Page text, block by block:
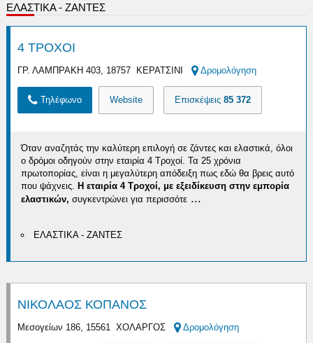
ΕΛΑΣΤΙΚΑ - ΖΑΝΤΕΣ
4 ΤΡΟΧΟΙ
ΓΡ. ΛΑΜΠΡΑΚΗ 403, 18757 ΚΕΡΑΤΣΙΝΙ Δρομολόγηση
Τηλέφωνο Website Επισκέψεις85 372
Όταν αναζητάς την καλύτερη επιλογή σε ζάντες και ελαστικά, όλοι
ο δρόμοι οδηγούν στην εταιρία 4 Τροχοί. Τα 25 χρόνια
πρωτοπορίας, είναι η μεγαλύτερη απόδειξη πως εδώ θα βρεις αυτό
που ψάχνεις. H εταιρία 4 Τροχοί, με εξειδίκευση στην εμπορία
ελαστικών, συγκεντρώνει για περισσότε ...
ΕΛΑΣΤΙΚΑ - ΖΑΝΤΕΣ
ΝΙΚΟΛΑΟΣ ΚΟΠΑΝΟΣ
Μεσογείων 186, 15561 ΧΟΛΑΡΓΟΣ Δρομολόγηση